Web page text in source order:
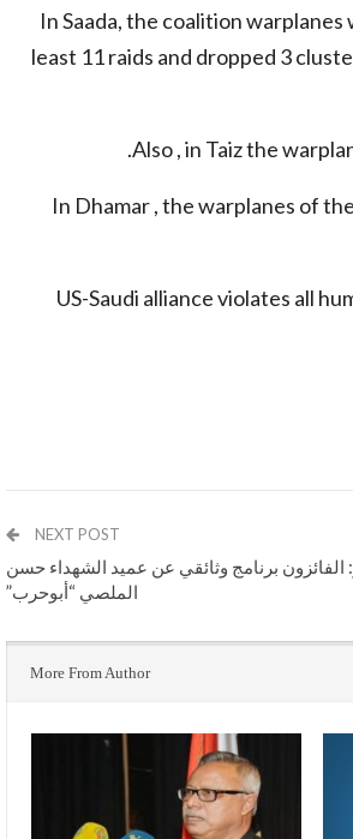
In Saada, the coalition warplanes
least 11 raids and dropped 3
Also , in Taiz the
In Dhamar , the warplanes of
US-Saudi alliance violates all
NEXT POST
الفائزون برنامج وثائقي عن عميد الشهداء حسن
الملصي “أبوحرب”
More From Author